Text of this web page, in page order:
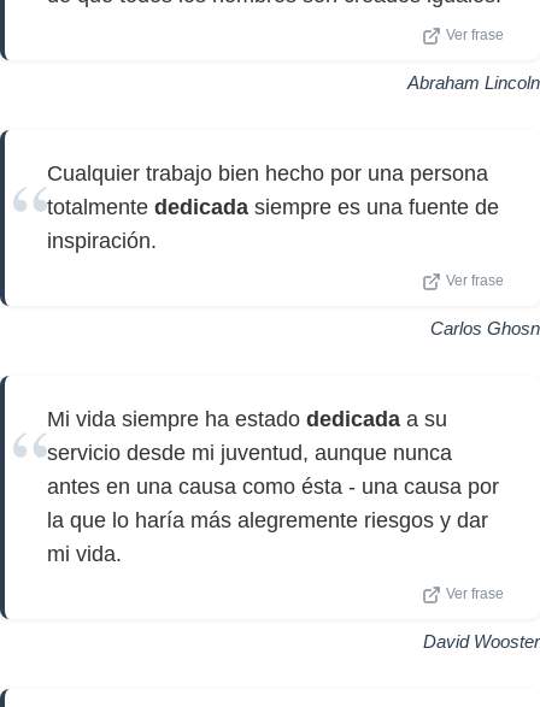
Ver frase
Abraham Lincoln
Cualquier trabajo bien hecho por una persona
totalmente dedicada siempre es una fuente de
inspiración.
Ver frase
Carlos Ghosn
Mi vida siempre ha estado dedicada a su
servicio desde mi juventud, aunque nunca
antes en una causa como ésta - una causa por
la que lo haría más alegremente riesgos y dar
mi vida.
Ver frase
David Wooster